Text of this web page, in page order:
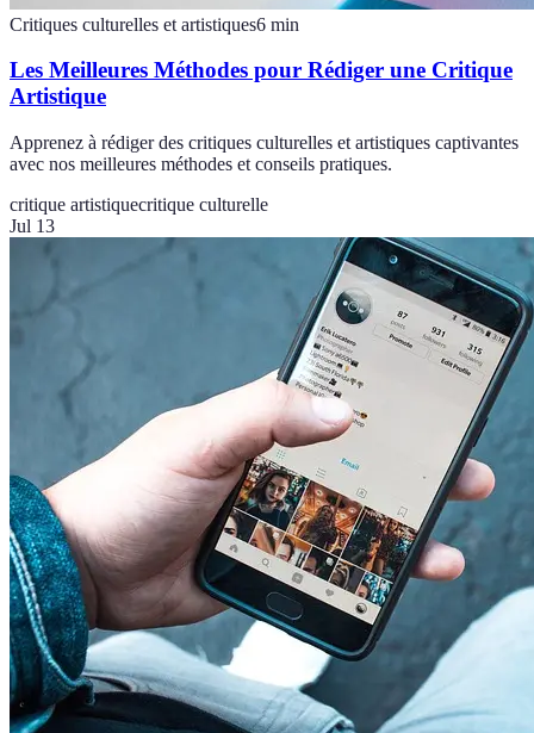
Critiques culturelles et artistiques6 min
Les Meilleures Méthodes pour Rédiger une Critique
Artistique
Apprenez à rédiger des critiques culturelles et artistiques captivantes
avec nos meilleures méthodes et conseils pratiques.
critique artistiquecritique culturelle
Jul 13